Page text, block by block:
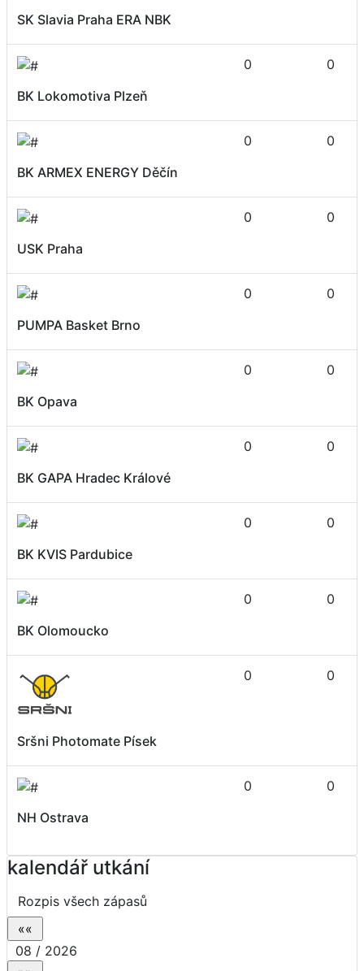
SK Slavia Praha ERA NBK
BK Lokomotiva Plzeň
0 0
BK ARMEX ENERGY Děčín
0 0
USK Praha
0 0
PUMPA Basket Brno
0 0
BK Opava
0 0
BK GAPA Hradec Králové
0 0
BK KVIS Pardubice
0 0
BK Olomoucko
0 0
Sršni Photomate Písek
0 0
NH Ostrava
0 0
kalendář utkání
Rozpis všech zápasů
08 / 2026